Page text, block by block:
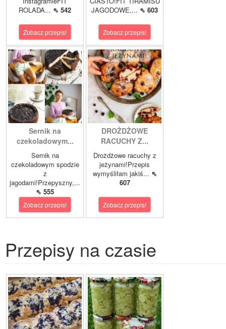
ROLADA... ⇖ 542
Zobacz przepis!
JAGODOWE,... ⇖ 603
Zobacz przepis!
Sernik na
czekoladowym...
Sernik na
czekoladowym spodzie
z
jagodami!Przepyszny,...
⇖ 555
Zobacz przepis!
DROŻDŻOWE
RACUCHY Z...
Drożdżowe racuchy z
jeżynami!Przepis
wymyśliłam jakiś... ⇖
607
Zobacz przepis!
Przepisy na czasie